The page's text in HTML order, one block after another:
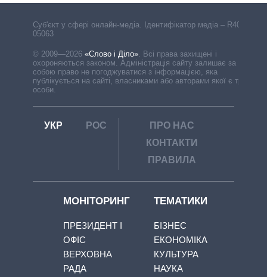
Cуб'єкт у сфері онлайн-медіа. Ідентифікатор медіа – R40-
05063
© 2009—2026 «Слово і Діло». Всі права захищені і
охороняються законом. Адміністрація сайту залишає за
собою право не погоджуватися з інформацією, яка
публікується на сайті, власниками або авторами якої є треті
особи.
УКР РОС
ПРО НАС
КОНТАКТИ
ПРАВИЛА
МОНІТОРИНГ
ПРЕЗИДЕНТ І
ОФІС
ВЕРХОВНА
РАДА
ТЕМАТИКИ
БІЗНЕС
ЕКОНОМІКА
КУЛЬТУРА
НАУКА